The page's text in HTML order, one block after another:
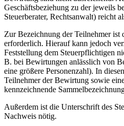
Geschäftsbeziehung zu der jeweils
Steuerberater, Rechtsanwalt) reicht
Zur Bezeichnung der Teilnehmer ist
erforderlich. Hierauf kann jedoch
Feststellung dem Steuerpflichtigen
B. bei Bewirtungen anlässlich von
eine größere Personenzahl). In
Teilnehmer der Bewirtung sowie
kennzeichnende
Außerdem ist die Unterschrift des
Nachweis nötig.